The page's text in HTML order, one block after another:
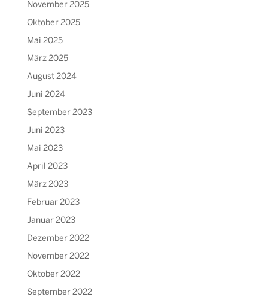
November 2025
Oktober 2025
Mai 2025
März 2025
August 2024
Juni 2024
September 2023
Juni 2023
Mai 2023
April 2023
März 2023
Februar 2023
Januar 2023
Dezember 2022
November 2022
Oktober 2022
September 2022